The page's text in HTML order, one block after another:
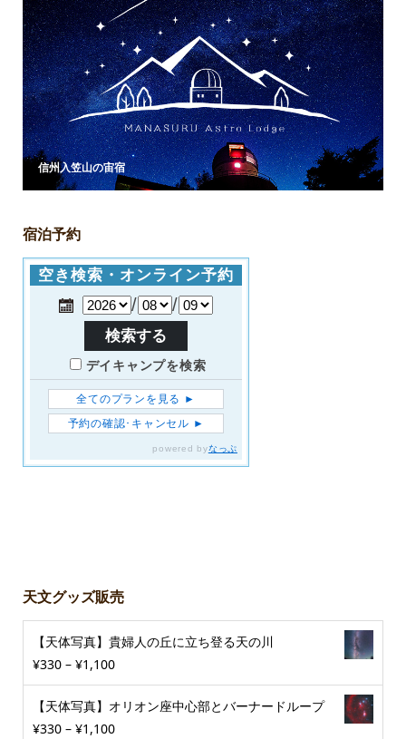
信州入笠山の宙宿
宿泊予約
天文グッズ販売
【天体写真】貴婦人の丘に立ち登る天の川
¥330 – ¥1,100
【天体写真】オリオン座中心部とバーナードループ
¥330 – ¥1,100